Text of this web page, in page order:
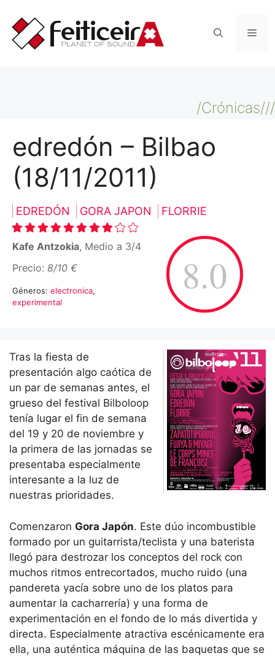
contenido
/Crónicas///
edredón – Bilbao
(18/11/2011)
EDREDÓN GORA JAPON FLORRIE
8.0
Kafe Antzokia, Medio a 3/4
Precio: 8/10 €
Géneros: electronica,
experimental
Tras la fiesta de
presentación algo caótica de
un par de semanas antes, el
grueso del festival Bilboloop
tenía lugar el fin de semana
del 19 y 20 de noviembre y
la primera de las jornadas se
presentaba especialmente
interesante a la luz de
nuestras prioridades.
Comenzaron Gora Japón. Este dúo incombustible
formado por un guitarrista/teclista y una baterista
llegó para destrozar los conceptos del rock con
muchos ritmos entrecortados, mucho ruido (una
pandereta yacía sobre uno de los platos para
aumentar la cacharrería) y una forma de
experimentación en el fondo de lo más divertida y
directa. Especialmente atractiva escénicamente era
ella, una auténtica máquina de las baquetas que se